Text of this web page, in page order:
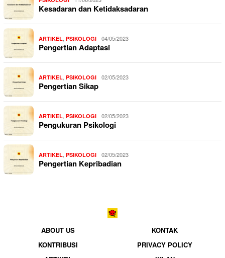
Kesadaran dan Ketidaksadaran
ARTIKEL, PSIKOLOGI 04/05/2023
Pengertian Adaptasi
ARTIKEL, PSIKOLOGI 02/05/2023
Pengertian Sikap
ARTIKEL, PSIKOLOGI 02/05/2023
Pengukuran Psikologi
ARTIKEL, PSIKOLOGI 02/05/2023
Pengertian Kepribadian
ABOUT US
KONTAK
KONTRIBUSI
PRIVACY POLICY